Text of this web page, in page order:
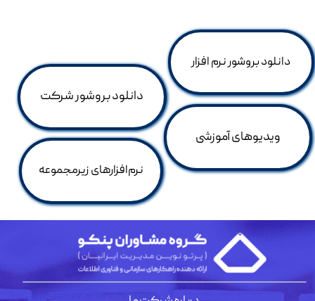
دانلود بروشور نرم افزار
دانلود بروشور شرکت
ویدیو‌های آموزشی
نرم‌افزارهای زیرمجموعه